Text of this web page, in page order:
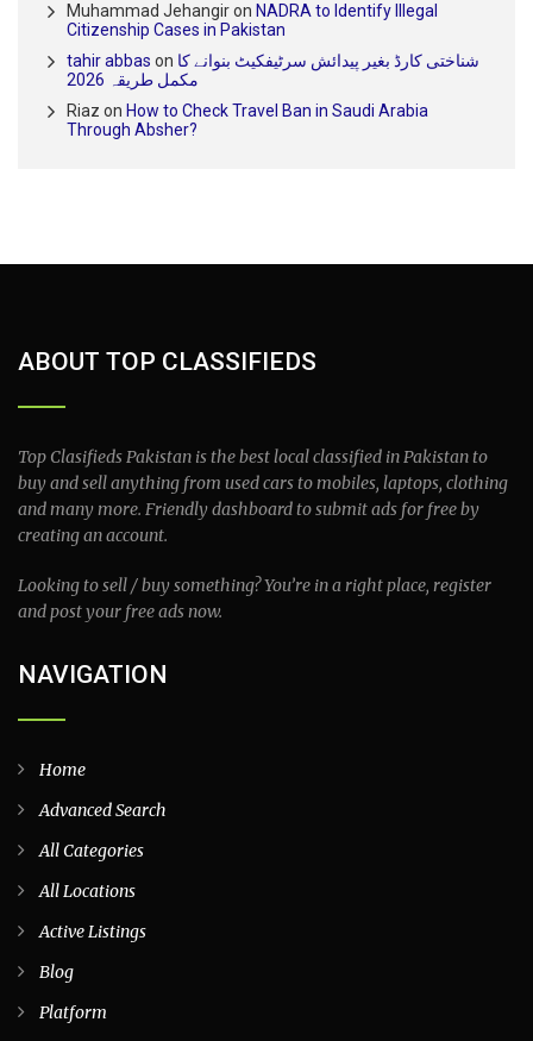
Muhammad Jehangiron NADRA to Identify Illegal
Citizenship Cases in Pakistan
tahir abbas on شناختی کارڈ بغیر پیدائش سرٹیفکیٹ بنوانے کا
مکمل طریقہ 2026
Riaz on How to Check Travel Ban in Saudi Arabia
Through Absher?
ABOUT TOP CLASSIFIEDS
Top Clasifieds Pakistan is the best local classified in Pakistan to
buy and sell anything from used cars to mobiles, laptops, clothing
and many more. Friendly dashboard to submit ads for free by
creating an account.
Looking to sell / buy something? You’re in a right place, register
and post your free ads now.
NAVIGATION
Home
Advanced Search
All Categories
All Locations
Active Listings
Blog
Platform